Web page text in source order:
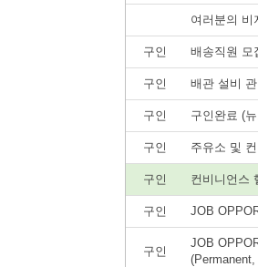
여러분의 비
구인 배송직원 모
구인 배관 설비
구인 구인완료 (
구인 주유소 및
구인 컨비니언스
구인 JOB
구인
JOB